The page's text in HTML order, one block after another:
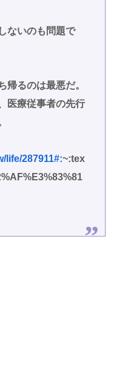
ないのも問題で
帰るのは最悪だ。
医療従事者の先行
life/287911#:~:tex